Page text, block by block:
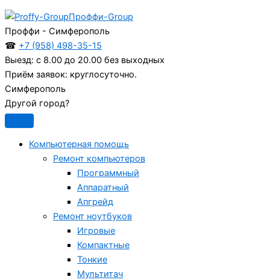
Проффи-Group
Проффи - Симферополь
☎ +7 (958) 498-35-15
Выезд: с 8.00 до 20.00 без выходных
Приём заявок: круглосуточно.
Симферополь
Другой город?
Компьютерная помощь
Ремонт компьютеров
Программный
Аппаратный
Апгрейд
Ремонт ноутбуков
Игровые
Компактные
Тонкие
Мультитач